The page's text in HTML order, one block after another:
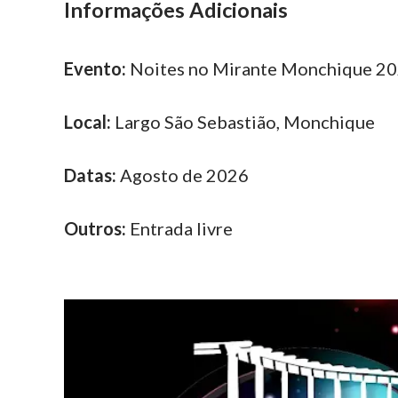
Informações Adicionais
Evento: Noites no Mirante Monchique
Local: Largo São Sebastião, Monchique
Datas: Agosto de 2026
Outros: Entrada livre